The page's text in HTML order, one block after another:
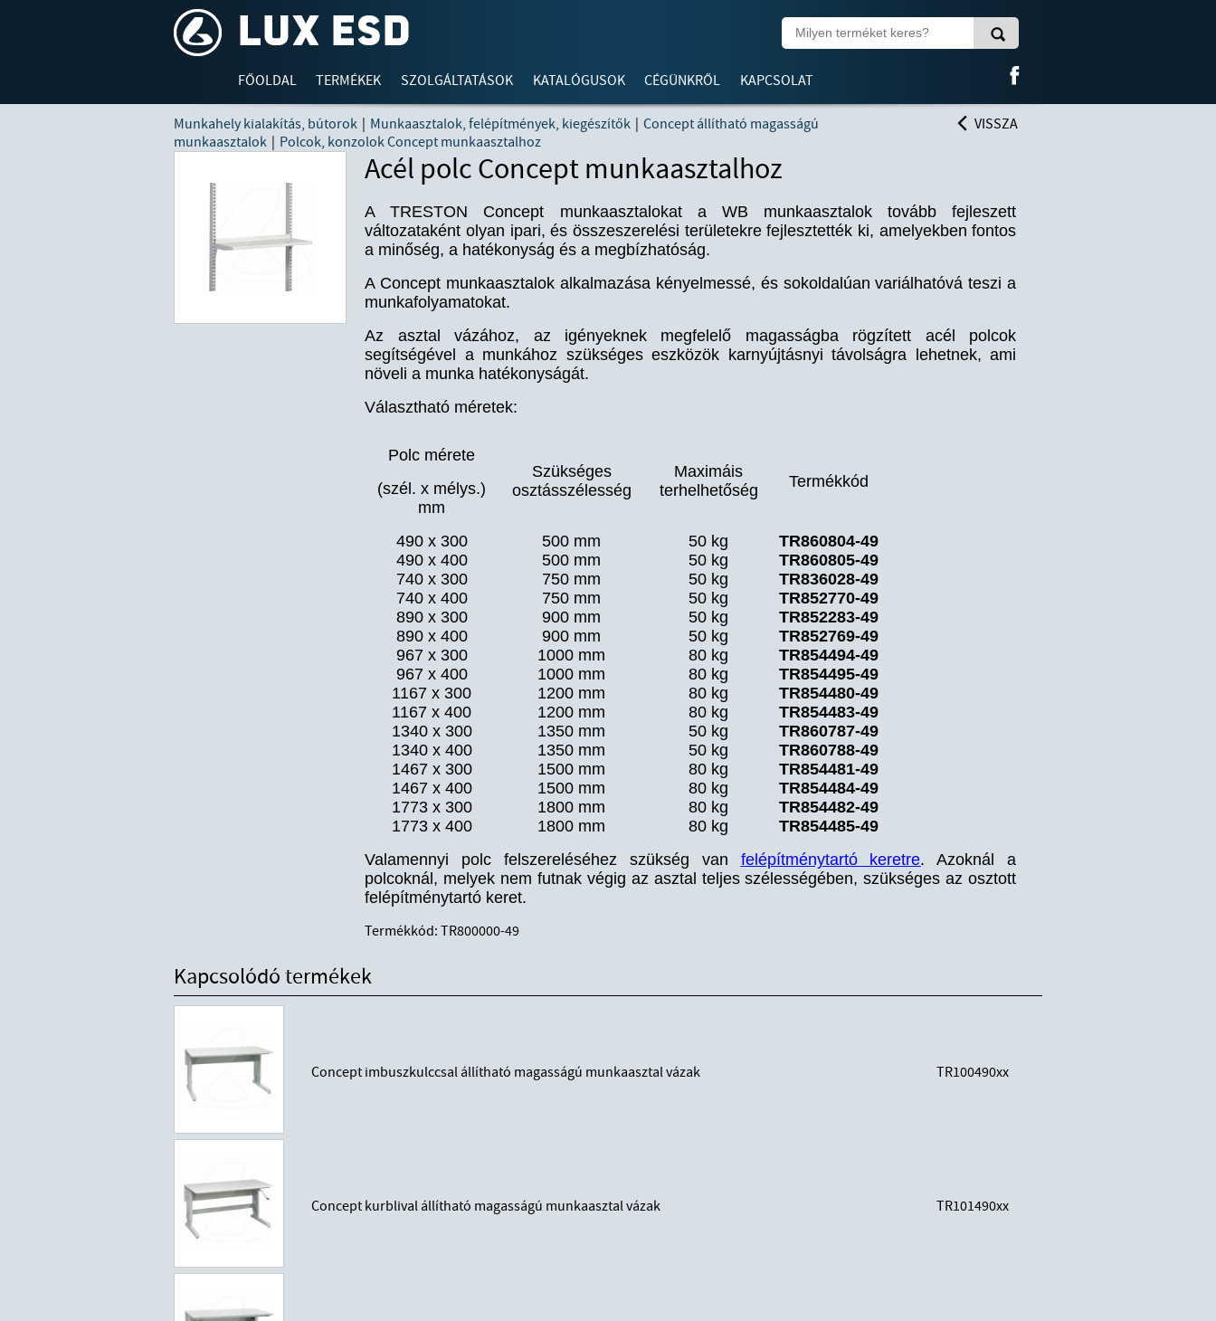
FŐOLDAL TERMÉKEK SZOLGÁLTATÁSOK KATALÓGUSOK CÉGÜNKRŐL KAPCSOLAT
Munkahely kialakítás, bútorok | Munkaasztalok, felépítmények, kiegészítők | Concept állítható magasságú
munkaasztalok | Polcok, konzolok Concept munkaasztalhoz
VISSZA
Acél polc Concept munkaasztalhoz
A TRESTON Concept munkaasztalokat a WB munkaasztalok tovább fejleszett
változataként olyan ipari, és összeszerelési területekre fejlesztették ki, amelyekben fontos
a minőség, a hatékonyság és a megbízhatóság.
A Concept munkaasztalok alkalmazása kényelmessé, és sokoldalúan variálhatóvá teszi a
munkafolyamatokat.
Az asztal vázához, az igényeknek megfelelő magasságba rögzített acél polcok
segítségével a munkához szükséges eszközök karnyújtásnyi távolságra lehetnek, ami
növeli a munka hatékonyságát.
Választható méretek:
Polc mérete
(szél. x mélys.)
mm
Szükséges
osztásszélesség
Maximáis
terhelhetőség
Termékkód
490 x 300 500 mm 50 kg
TR860804-49
490 x 400
500 mm 50 kg
TR860805-49
740 x 300
750 mm 50 kg
TR836028-49
740 x 400
750 mm 50 kg
TR852770-49
890 x 300
900 mm 50 kg
TR852283-49
890 x 400
900 mm 50 kg
TR852769-49
967 x 300
1000 mm 80 kg
TR854494-49
967 x 400
1000 mm 80 kg
TR854495-49
1167 x 300
1200 mm 80 kg
TR854480-49
1167 x 400
1200 mm 80 kg
TR854483-49
1340 x 300
1350 mm 50 kg
TR860787-49
1340 x 400
1350 mm 50 kg
TR860788-49
1467 x 300
1500 mm 80 kg
TR854481-49
1467 x 400
1500 mm 80 kg
TR854484-49
1773 x 300
1800 mm 80 kg
TR854482-49
1773 x 400
1800 mm 80 kg
TR854485-49
Valamennyi polc felszereléséhez szükség van felépítménytartó keretre. Azoknál a
polcoknál, melyek nem futnak végig az asztal teljes szélességében, szükséges az osztott
felépítménytartó keret.
Termékkód: TR800000-49
Kapcsolódó termékek
Concept imbuszkulccsal állítható magasságú munkaasztal vázak TR100490xx
Concept kurblival állítható magasságú munkaasztal vázak TR101490xx